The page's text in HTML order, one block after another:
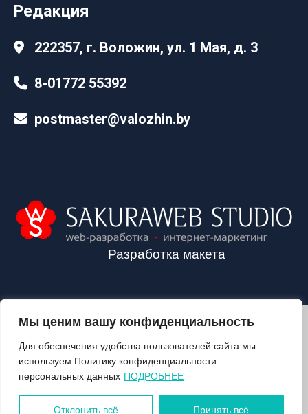
Мы ценим вашу конфиденциальность
Для обеспечения удобства пользователей сайта мы
используем Политику конфиденциальности
персональных данных ПОДРОБНЕЕ
Отклонить всё Принять всё
Редакция
222357, г. Воложин, ул. 1 Мая, д. 3
8-01772 55392
postmaster@valozhin.by
Разработка макета
2024©VALOZHIN.BY - НОВОСТИ ВОЛОЖИНСКОГО РАЙОНА
О ГАЗЕТЕ
ПОДПИСКА